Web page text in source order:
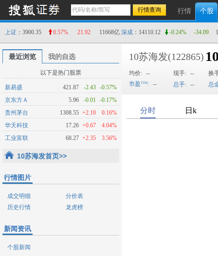
行情 个股
上证 ：3900.35 0.57% 21.92 11668亿 深成 ：14110.12 -0.24% -34.09
最近浏览 我的自选
以下是热门股票
新易盛 421.87 -2.43 -0.57%
京东方Ａ
5.96 -0.01
-0.17%
贵州茅台
1308.55 +2.10
0.16%
华天科技
17.26 +0.67
4.04%
工业富联
68.27 +2.35 3.56%
10苏海发首页>>
行情图片
成交明细
分价表
历史行情
龙虎榜
新闻资讯
个股新闻
10苏海发(122865)
均价: -- 现手: --
换
市盈
: -- 总手: -- 总